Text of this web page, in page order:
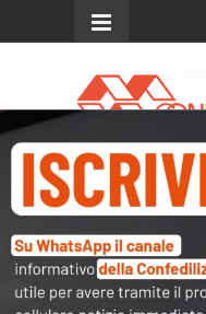
Menu
Poteri di
pronuncia